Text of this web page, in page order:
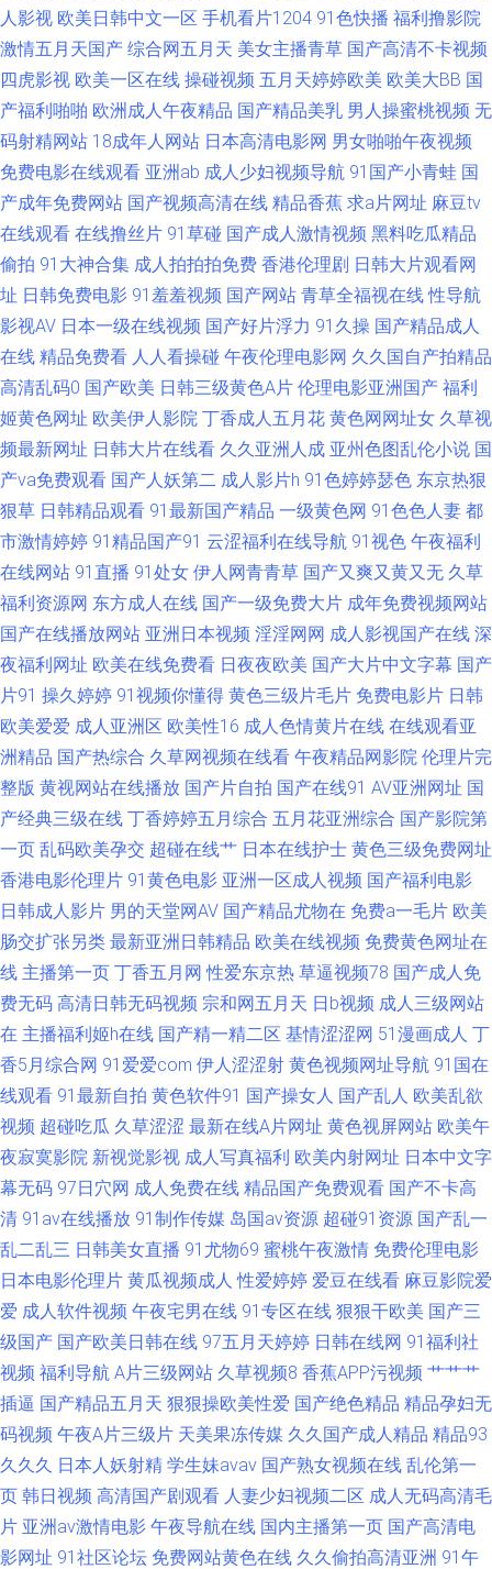
影音先锋国产av电影 导航资源网站av 五月天爱婷婷 五月久久伊人 成人欧美
精产国品久久 色色日女人 91污秽版 青青草原综合社区 91桃色国产探花 密桃
成人网址 91海外视频免费观看 日本伦理在线观看网页 91真人视频 日韩国产
成人网站 91网址在线免费观看 麻豆性爱网 91看淫片 精品久久免费人妻 影音
先锋午夜电影 中文字幕日韩精品人妻 欧美色逼综合 a俺也要去了网址 美日韩
色色 99福利网 91久久豆花 精品日韩人妻 中回人妻丝袜一区三区 国产精品人
91传媒合集 国产在线ts在线 影音先锋三级伦理 豆花祝频 91超碰大香蕉在线
久草视频福利资源 91乱子国产乱子伦 欧美性爱日韩精品 91欧美色图久草 久
久六热视频 91大片在线 久久99热色 91色视 日韩三级在线资源 91cn色 国产
欧美成人 一本一道久久精 男女互草 久久网页 91蜜桃网在线观看 成人三级精
资源站 婷婷丁香国产精品 成人免费三激情影片 性交美女 大香蕉综合色图 91
国产视频 另类美日韩 91试香蕉视频 蜜桃视频91TV 91精品豆花 欧美成成人
网站久久 91色青草 91观看链接 精品视频在线观看区 91网站8848院 日韩专
区中文字幕在线 东方成人影库AV 香蕉av 成人品网站在线观看 五月花社区午
夜 超碰97欧美 五月伊人大香蕉 久久超碰影院 91视频网站精选大全 日韩精品
熟 不卡的av网站 丝足av 波多野氏3区 五月蜜桃涩涩瓷 不卡av在线电影网
1024吃瓜官网入口 夜夜精品一区二区无码 91蝌蚪视频在线 日本阿v视频 AV
视屏观看 日韩有骂码中文字幕 av在线不卡影院 色干日p视频 www本日黄色
最新 国产妓女一一二区三区 91AV播 久久瑟5 91九色高潮 中文字幕日韩123
区 免费网址免费黄 91足交视频在线观看 日韩无码精品久久 岛国搬运工在线
视频 亚洲综合国产婷婷基地 国产区极品黑丝在线 91shufu 精品精品 91视频
韩国限制级中文 人妻人人爱操AV 97超碰久草 色中色综合网
人影视 欧美日韩中文一区 手机看片1204 91色快播 福利撸影院
激情五月天国产 综合网五月天 美女主播青草 国产高清不卡视频
四虎影视 欧美一区在线 操碰视频 五月天婷婷欧美 欧美大BB 国
产福利啪啪 欧洲成人午夜精品 国产精品美乳 男人操蜜桃视频 无
码射精网站 18成年人网站 日本高清电影网 男女啪啪午夜视频
免费电影在线观看 亚洲ab 成人少妇视频导航 91国产小青蛙 国
产成年免费网站 国产视频高清在线 精品香蕉 求a片网址 麻豆tv
在线观看 在线撸丝片 91草碰 国产成人激情视频 黑料吃瓜精品
偷拍 91大神合集 成人拍拍拍免费 香港伦理剧 日韩大片观看网
址 日韩免费电影 91羞羞视频 国产网站 青草全福视在线 性导航
影视AV 日本一级在线视频 国产好片浮力 91久操 国产精品成人
在线 精品免费看 人人看操碰 午夜伦理电影网 久久国自产拍精品
高清乱码0 国产欧美 日韩三级黄色A片 伦理电影亚洲国产 福利
姬黄色网址 欧美伊人影院 丁香成人五月花 黄色网网址女 久草视
频最新网址 日韩大片在线看 久久亚洲人成 亚州色图乱伦小说 国
产va免费观看 国产人妖第二 成人影片h 91色婷婷瑟色 东京热狠
狠草 日韩精品观看 91最新国产精品 一级黄色网 91色色人妻 都
市激情婷婷 91精品国产91 云涩福利在线导航 91视色 午夜福利
在线网站 91直播 91处女 伊人网青青草 国产又爽又黄又无 久草
福利资源网 东方成人在线 国产一级免费大片 成年免费视频网站
国产在线播放网站 亚洲日本视频 淫淫网网 成人影视国产在线 深
夜福利网址 欧美在线免费看 日夜夜欧美 国产大片中文字幕 国产
片91 操久婷婷 91视频你懂得 黄色三级片毛片 免费电影片 日韩
欧美爱爱 成人亚洲区 欧美性16 成人色情黄片在线 在线观看亚
洲精品 国产热综合 久草网视频在线看 午夜精品网影院 伦理片完
整版 黄视网站在线播放 国产片自拍 国产在线91 AV亚洲网址 国
产经典三级在线 丁香婷婷五月综合 五月花亚洲综合 国产影院第
一页 乱码欧美孕交 超碰在线艹 日本在线护士 黄色三级免费网址
香港电影伦理片 91黄色电影 亚洲一区成人视频 国产福利电影
日韩成人影片 男的天堂网AV 国产精品尤物在 免费a一毛片 欧美
肠交扩张另类 最新亚洲日韩精品 欧美在线视频 免费黄色网址在
线 主播第一页 丁香五月网 性爱东京热 草逼视频78 国产成人免
费无码 高清日韩无码视频 宗和网五月天 日b视频 成人三级网站
在 主播福利姬h在线 国产精一精二区 基情涩涩网 51漫画成人 丁
香5月综合网 91爱爱com 伊人涩涩射 黄色视频网址导航 91国在
线观看 91最新自拍 黄色软件91 国产操女人 国产乱人 欧美乱欲
视频 超碰吃瓜 久草涩涩 最新在线A片网址 黄色视屏网站 欧美午
夜寂寞影院 新视觉影视 成人写真福利 欧美内射网址 日本中文字
幕无码 97日穴网 成人免费在线 精品国产免费观看 国产不卡高
清 91av在线播放 91制作传媒 岛国av资源 超碰91资源 国产乱一
乱二乱三 日韩美女直播 91尤物69 蜜桃午夜激情 免费伦理电影
日本电影伦理片 黄瓜视频成人 性爱婷婷 爱豆在线看 麻豆影院爱
爱 成人软件视频 午夜宅男在线 91专区在线 狠狠干欧美 国产三
级国产 国产欧美日韩在线 97五月天婷婷 日韩在线网 91福利社
视频 福利导航 A片三级网站 久草视频8 香蕉APP污视频 艹艹艹
插逼 国产精品五月天 狠狠操欧美性爱 国产绝色精品 精品孕妇无
码视频 午夜A片三级片 天美果冻传媒 久久国产成人精品 精品93
久久久 日本人妖射精 学生妹avav 国产熟女视频在线 乱伦第一
页 韩日视频 高清国产剧观看 人妻少妇视频二区 成人无码高清毛
片 亚洲av激情电影 午夜导航在线 国内主播第一页 国产高清电
影网址 91社区论坛 免费网站黄色在线 久久偷拍高清亚洲 91午